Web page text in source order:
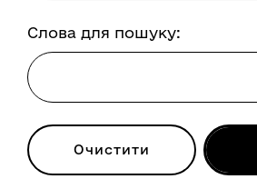
Слова для пошуку:
Очистити